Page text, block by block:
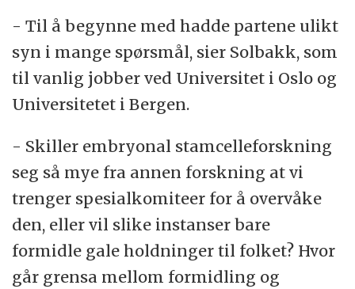
- Til å begynne med hadde partene ulikt
syn i mange spørsmål, sier Solbakk, som
til vanlig jobber ved Universitet i Oslo og
Universitetet i Bergen.
- Skiller embryonal stamcelleforskning
seg så mye fra annen forskning at vi
trenger spesialkomiteer for å overvåke
den, eller vil slike instanser bare
formidle gale holdninger til folket? Hvor
går grensa mellom formidling og